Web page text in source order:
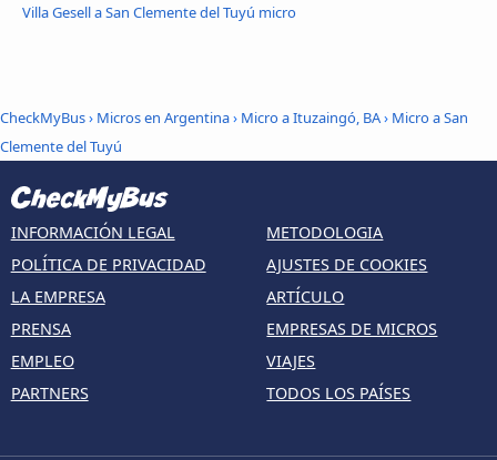
Villa Gesell a San Clemente del Tuyú micro
CheckMyBus› Micros en Argentina› Micro a Ituzaingó, BA› Micro a San
Clemente del Tuyú
INFORMACIÓN LEGAL
POLÍTICA DE PRIVACIDAD
LA EMPRESA
PRENSA
EMPLEO
PARTNERS
METODOLOGIA
AJUSTES DE COOKIES
ARTÍCULO
EMPRESAS DE MICROS
VIAJES
TODOS LOS PAÍSES